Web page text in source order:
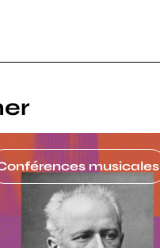
musicales